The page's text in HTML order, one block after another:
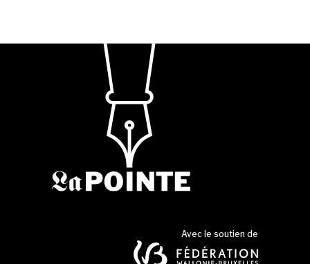
Avec le soutien de